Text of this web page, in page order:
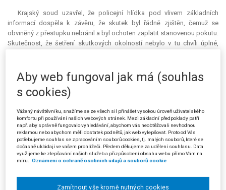
Krajský soud uzavřel, že policejní hlídka pod vlivem základních
informací dospěla k závěru, že skutek byl řádně zjištěn, čemuž se
obviněný z přestupku nebránil a byl ochoten zaplatit stanovenou pokutu.
Skutečnost, že šetření skutkových okolností nebylo v tu chvíli úplné,
přestupce schopen pokutu zaplatit na místě. Pro zaplacení pokuty na
místě i pro převzetí bloku na pokutu nezaplacenou na místě musí dle
krajského soudu platit jediný standard ohledně okamžiku, kdy je ve věci
otázka závislá na okamžiku zaplacení pokuty nebo převzetí bloku na
pokutu nezaplacenou na místě.
Otázku, kdy a jakou formou je rozhodnutí v blokovém řízení
oznámeno, krajský soud řešil především výkladem příslušných
ustanovení zákona č. 500/2004 Sb., správní řád, ve znění pozdějších
Aby web fungoval jak má (souhlas
s cookies)
Vážený návštěvníku, snažíme se ze všech sil přinášet vysokou úroveň uživatelského
komfortu při používání našich webových stránek. Mezi základní předpoklady patří
např. aby správně fungovalo vyhledávání, abychom vás neobtěžovali nevhodnou
reklamou nebo abychom měli dostatek podnětů, jak web vylepšovat. Proto od Vás
potřebujeme souhlas se zpracováním souborů cookies, tj. malých souborů, které se
dočasně ukládají ve vašem prohlížeči. Předem děkujeme za udělení souhlasu. Data
využijeme ke zlepšování našich služeb a přizpůsobení obsahu webu přímo Vám na
míru.
Oznámení o ochraně osobních údajů a souborů cookie
Zamítnout vše kromě nutných cookies